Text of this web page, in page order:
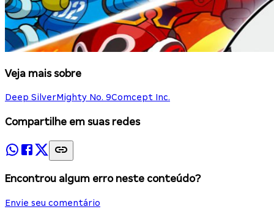
Veja mais sobre
Deep SilverMighty No. 9Comcept Inc.
Compartilhe em suas redes
Encontrou algum erro neste conteúdo?
Envie seu comentário